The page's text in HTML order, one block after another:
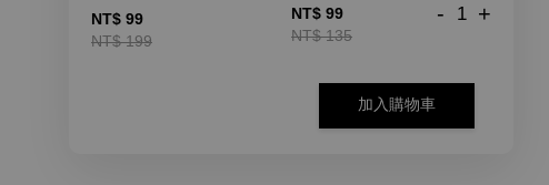
NT$ 99
NT$ 199
NT$ 99
NT$ 135
- +
加入購物車